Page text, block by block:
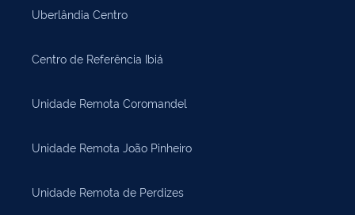
Uberlândia Centro
Centro de Referência Ibiá
Unidade Remota Coromandel
Unidade Remota João Pinheiro
Unidade Remota de Perdizes